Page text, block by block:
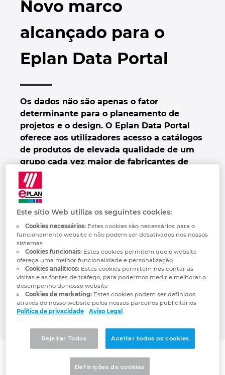
Novo marco
alcançado para o
Eplan Data Portal
Os dados não são apenas o fator
determinante para o planeamento de
projetos e o design. O Eplan Data Portal
oferece aos utilizadores acesso a catálogos
de produtos de elevada qualidade de um
grupo cada vez maior de fabricantes de
componentes conceituados. O portal já
ultrapassou o marco de mais de dois
milhões de conjuntos de dados estáticos
de dispositivos de cerca de quinhentos
fabricantes! Graças à utilização de
configuradores integrados, os utilizadores
têm muito mais de quatro milhões de
conjuntos de dados à sua disposição. Trata-
se de uma variedade quase ilimitada e em
constante crescimento de componentes
que podem ser integrados de forma rápida
e fácil em projetos – e, naturalmente, a
Mais de quatro milhões de conjuntos de
Casos de Utilizadores
Automação de Edifícios
Configuração
EPLAN Data Portal
EPLAN Education para Salas de Aula
EPLAN Collaboration Apps
Trust Center
Brunei
Bulgaria
Canada
Chile
China
China Taiwan
Colombia
Croatia
Czech Republic
Denmark
Finland
France
Germany
Este sítio Web utiliza os seguintes cookies:
Cookies necessários:Estes cookies são necessários para o
funcionamento website e não podem ser desativados nos nossos
sistemas
Cookies funcionais:Estes cookies permitem que o website
ofereça uma melhor funcionalidade e personalização
Cookies analíticos:Estes cookies permitem-nos contar as
visitas e as fontes de tráfego, para podermos medir e melhorar o
desempenho do nosso website
Cookies de marketing:Estes cookies podem ser definidos
através do nosso website pelos nossos parceiros publicitários
Política de privacidade
Aviso Legal
Rejeitar Todos Aceitar todos os cookies
Definições de cookies